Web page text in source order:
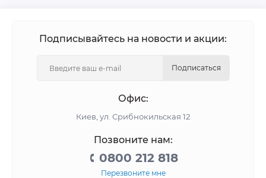
Подписывайтесь на новости и акции:
Подписаться
Офис:
Киев, ул. Срибнокильская 12
Позвоните нам:
0800 212 818
Перезвоните мне